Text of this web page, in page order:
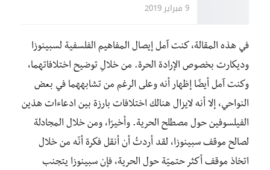
9 فبراير 2019
في هذه المقالة، كنت آمل إيصال المفاهيم الفلسفية لسبينوزا
وديكارت بخصوص الإرادة الحرة. من خلالِ توضيح اختلافاتهما،
وكنت آمل أيضًا إظهار أنه وعلى الرغم من تشابههما في بعض
النواحي، إلا أنه لايزال هنالك اختلافات بارزة بين ادعاءات هذين
الفيلسوفين حول مصطلح الحرية. وأخيرًا، ومن خلال المجادلة
لصالح موقف سبينوزا، لقد أردتُ أن أنقل فكرة أنّه من خلال
اتخاذ موقف أكثر حتميّة حول الحرية، فإن سبينوزا يتجنب